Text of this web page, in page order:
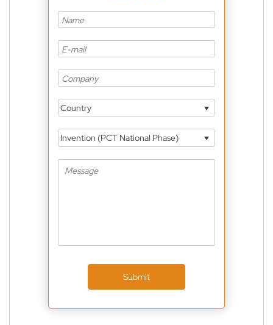
Country
Invention (PCT National Phase)
Submit